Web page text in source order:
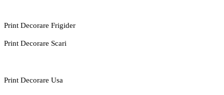
Print Decorare Frigider
Print Decorare Scari
Print Decorare Usa